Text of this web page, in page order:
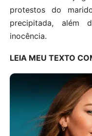
protestos do
precipitada, além
inocência.
LEIA MEU TEXTO